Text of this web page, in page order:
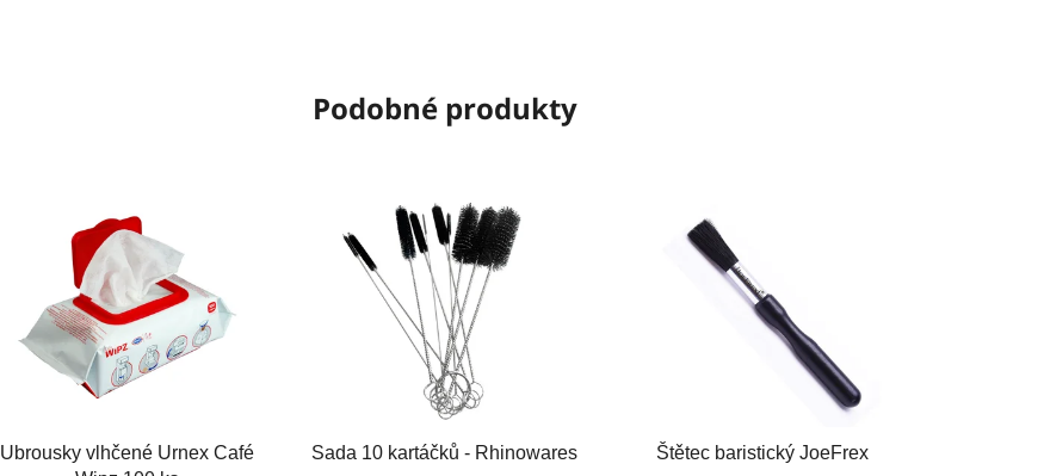
Podobné produkty
Ubrousky vlhčené Urnex Café
Sada 10 kartáčků - Rhinowares Štětec baristický JoeFrex